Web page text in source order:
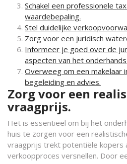
Schakel een professionele
waardebepaling.
Stel duidelijke
Zorg voor een juridisch
Informeer je goed over de
aspecten van het
Overweeg om een makelaar
begeleiding en advies.
Zorg voor een
vraagprijs.
Het is essentieel om bij het
huis te zorgen voor een
vraagprijs trekt potentiële kopers
verkoopproces versnellen. Door